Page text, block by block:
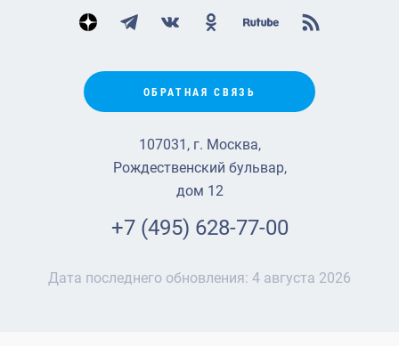
ОБРАТНАЯ СВЯЗЬ
107031, г. Москва,
Рождественский бульвар,
дом 12
+7 (495) 628-77-00
Дата последнего обновления: 4 августа 2026